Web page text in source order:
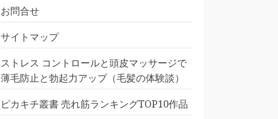
お問合せ
サイトマップ
ストレス コントロールと頭皮マッサージで
薄毛防止と勃起力アップ（毛髪の体験談）
ピカキチ叢書 売れ筋ランキングTOP10作品